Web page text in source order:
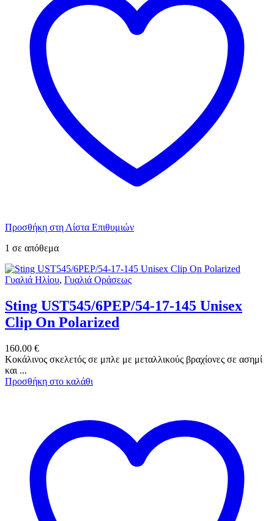
Προσθήκη στη Λίστα Επιθυμιών
1 σε απόθεμα
Γυαλιά Ηλίου, Γυαλιά Οράσεως
Sting UST545/6PEP/54-17-145 Unisex
Clip On Polarized
160.00 €
Κοκάλινος σκελετός σε μπλε με μεταλλικούς βραχίονες σε ασημί
και ...
Προσθήκη στο καλάθι